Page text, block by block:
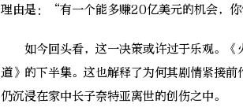
理由是：“有一个能多赚20亿美元的机会，你
如今回头看，这一决策或许过于乐观。《
道》的下半集。这也解释了为何其剧情紧接
仍沉浸在家中长子奈特亚离世的创伤之中。